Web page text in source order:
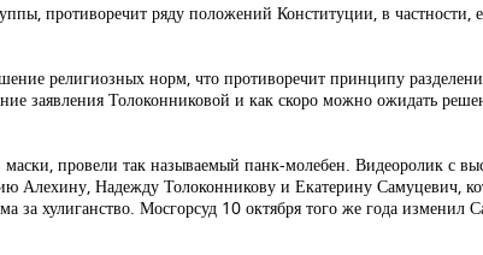
противоречит ряду положений Конституции, в частности,
религиозных норм, что противоречит принципу
заявления Толоконниковой и как скоро можно ожидать
провели так называемый панк-молебен. Видеоролик с
Алехину, Надежду Толоконникову и Екатерину Самуцевич,
хулиганство. Мосгорсуд 10 октября того же года изменил